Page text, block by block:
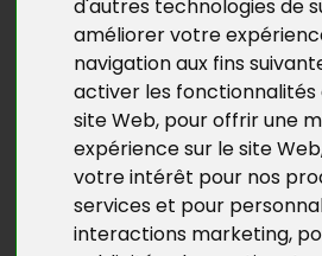
d'autres technologies de
améliorer votre
navigation aux fins
activer les fonctionnalités
site Web, pour offrir une
expérience sur le site Web
votre intérêt pour nos
services et pour
interactions marketing,
Entre l’ombre
lumière